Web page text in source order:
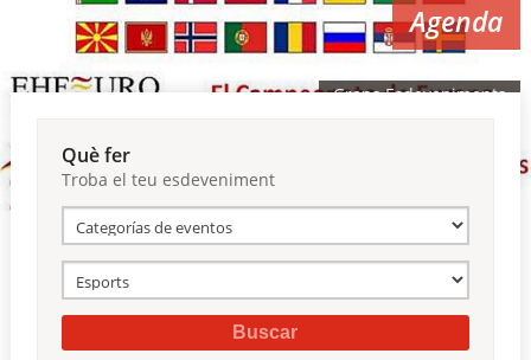
Comunicació ▼
València en esport ▼
Reserves
Agenda
Grans Esdeveniments
Què fer
Troba el teu esdeveniment